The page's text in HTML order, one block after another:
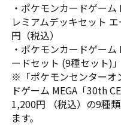
・ポケモンカードゲーム
レミアムデッキセット
円（税込）
・ポケモンカードゲーム
ードセット (9種セット)
※「ポケモンセンターオ
ドゲーム MEGA「30th
1,200円 （税込）の9種
ます。